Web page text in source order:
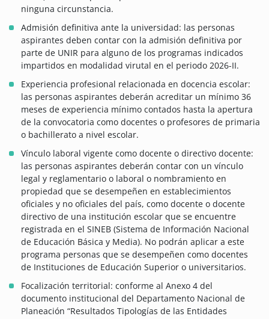
ninguna circunstancia.
Admisión definitiva ante la universidad: las personas
aspirantes deben contar con la admisión definitiva por
parte de UNIR para alguno de los programas indicados
impartidos en modalidad virutal en el periodo 2026-II.
Experiencia profesional relacionada en docencia escolar:
las personas aspirantes deberán acreditar un mínimo 36
meses de experiencia mínimo contados hasta la apertura
de la convocatoria como docentes o profesores de primaria
o bachillerato a nivel escolar.
Vínculo laboral vigente como docente o directivo docente:
las personas aspirantes deberán contar con un vínculo
legal y reglamentario o laboral o nombramiento en
propiedad que se desempeñen en establecimientos
oficiales y no oficiales del país, como docente o docente
directivo de una institución escolar que se encuentre
registrada en el SINEB (Sistema de Información Nacional
de Educación Básica y Media). No podrán aplicar a este
programa personas que se desempeñen como docentes
de Instituciones de Educación Superior o universitarios.
Focalización territorial: conforme al Anexo 4 del
documento institucional del Departamento Nacional de
Planeación “Resultados Tipologías de las Entidades